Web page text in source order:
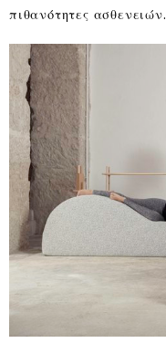
πιθανότητες ασθενειών.